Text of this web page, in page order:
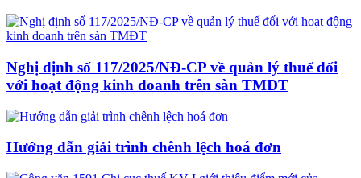
Nghị định số 117/2025/NĐ-CP về quản lý thuế đối
với hoạt động kinh doanh trên sàn TMĐT
Hướng dẫn giải trình chênh lệch hoá đơn